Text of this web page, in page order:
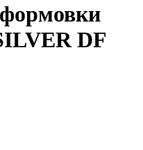
DF